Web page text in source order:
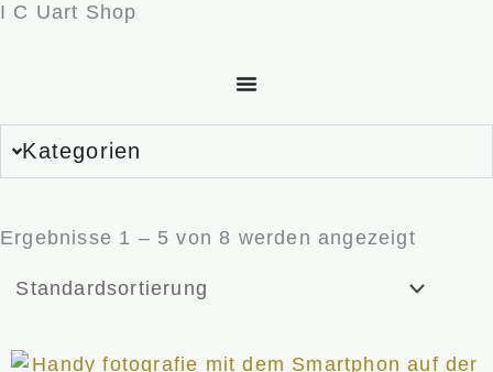
I C Uart Shop
Kategorien
Ergebnisse 1 – 5 von 8 werden angezeigt